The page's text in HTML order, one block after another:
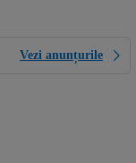
Vezi anunțurile